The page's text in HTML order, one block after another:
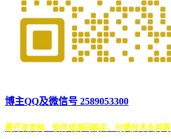
博主QQ及微信号 2589053300
需开发官网、软件或源码购买、付费技术支持等